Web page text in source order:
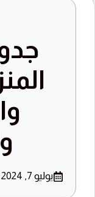
يوليو 7, 2024